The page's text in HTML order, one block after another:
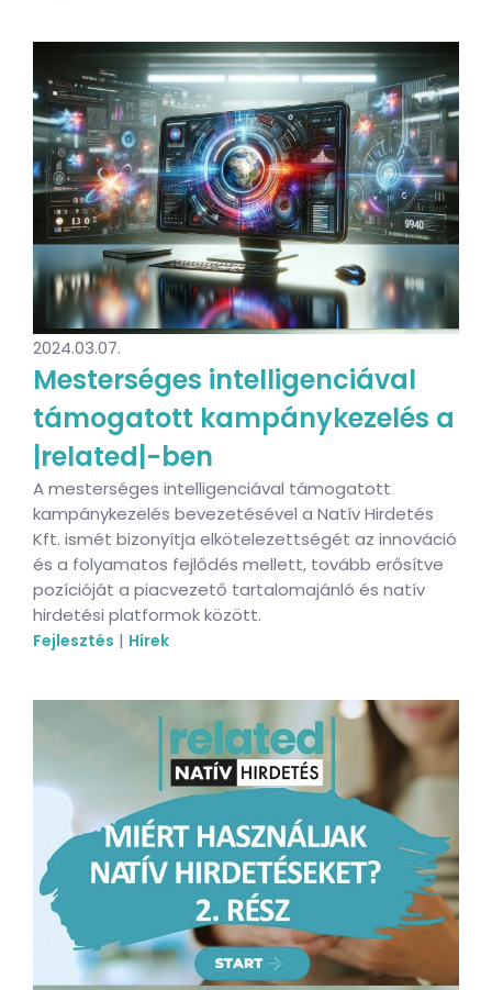
2024.03.07.
Mesterséges intelligenciával
támogatott kampánykezelés a
|related|-ben
A mesterséges intelligenciával támogatott
kampánykezelés bevezetésével a Natív Hirdetés
Kft. ismét bizonyítja elkötelezettségét az innováció
és a folyamatos fejlődés mellett, tovább erősítve
pozícióját a piacvezető tartalomajánló és natív
hirdetési platformok között.
Fejlesztés | Hírek